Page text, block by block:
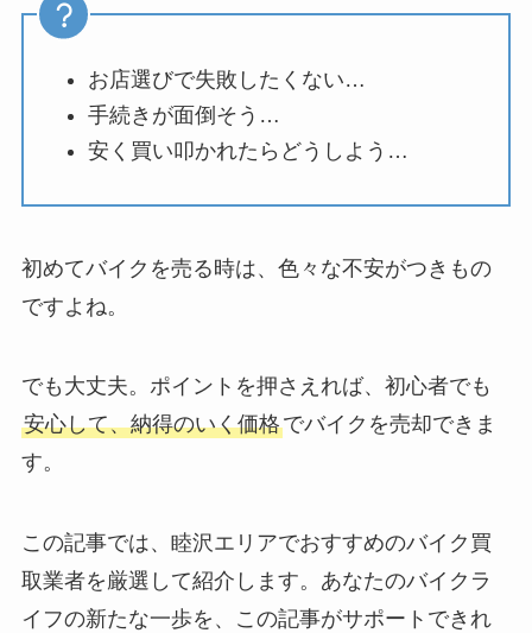
お店選びで失敗したくない…
手続きが面倒そう…
安く買い叩かれたらどうしよう…
初めてバイクを売る時は、色々な不安がつきもの
ですよね。
でも大丈夫。ポイントを押さえれば、初心者でも
安心して、納得のいく価格でバイクを売却できま
す。
この記事では、睦沢エリアでおすすめのバイク買
取業者を厳選して紹介します。あなたのバイクラ
イフの新たな一歩を、この記事がサポートできれ